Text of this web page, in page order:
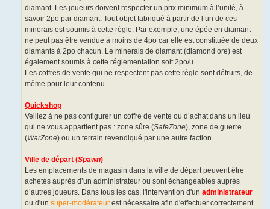
diamant. Les joueurs doivent respecter un prix minimum à l’unité, à
savoir 2po par diamant. Tout objet fabriqué à partir de l’un de ces
minerais est soumis à cette règle. Par exemple, une épée en diamant
ne peut pas être vendue à moins de 4po car elle est constituée de deux
diamants à 2po chacun. Le minerais de diamant (diamond ore) est
également soumis à cette réglementation soit 2po/u.
Les coffres de vente qui ne respectent pas cette règle sont détruits, de
même pour leur contenu.
Quickshop
Veillez à ne pas configurer un coffre de vente ou d’achat dans un lieu
qui ne vous appartient pas : zone sûre (SafeZone), zone de guerre
(WarZone) ou un terrain revendiqué par une autre faction.
Ville de départ (Spawn)
Les emplacements de magasin dans la ville de départ peuvent être
achetés auprès d’un administrateur ou sont échangeables auprès
d’autres joueurs. Dans tous les cas, l'intervention d'un administrateur
ou d'un super-modérateur est nécessaire afin d'effectuer correctement